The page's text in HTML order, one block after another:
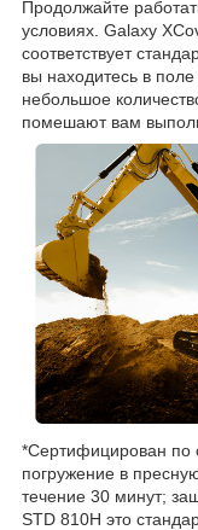
Продолжайте
условиях. Galaxy
соответствует
вы находитесь в
небольшое
помешают вам
*Сертифицирован по
погружение в
течение 30 минут;
STD 810H это